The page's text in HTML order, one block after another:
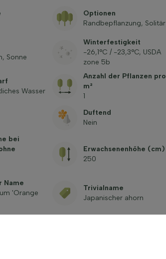
Optionen
Randbepflanzung, Solitär
Sonne
Winterfestigkeit
-26,1°C / -23,3°C, USDA
zone 5b
Wasser
Anzahl der Pflanzen pro
m²
1
Duftend
Nein
bei
Erwachsenenhöhe (cm)
250
Name
'Orange
Trivialname
Japanischer ahorn